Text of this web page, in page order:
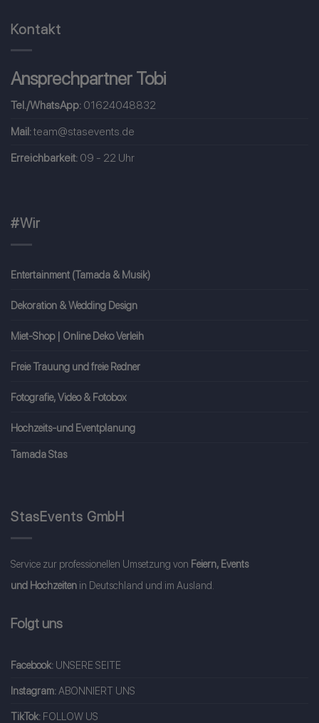
Kontakt
Ansprechpartner Tobi
Tel./WhatsApp: 01624048832
Mail:team@stasevents.de
Erreichbarkeit: 09 - 22 Uhr
#Wir
Entertainment (Tamada & Musik)
Dekoration & Wedding Design
Miet-Shop | Online Deko Verleih
Freie Trauung und freie Redner
Fotografie, Video & Fotobox
Hochzeits-und Eventplanung
Tamada Stas
StasEvents GmbH
Service zur professionellen Umsetzung von Feiern, Events
und Hochzeiten in Deutschland und im Ausland.
Folgt uns
Facebook: UNSERE SEITE
Instagram:ABONNIERT UNS
TikTok: FOLLOW US